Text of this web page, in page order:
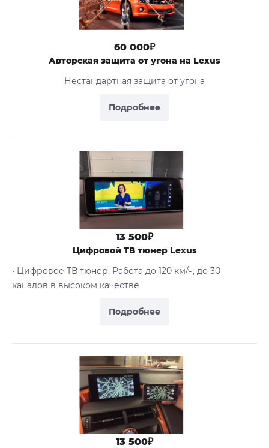
Подробнее
60 000₽
Авторская защита от угона на Lexus
Нестандартная защита от угона
Подробнее
13 500₽
Цифровой ТВ тюнер Lexus
• Цифровое ТВ тюнер. Работа до 120 км/ч, до 30
каналов в высоком качестве
13 500₽